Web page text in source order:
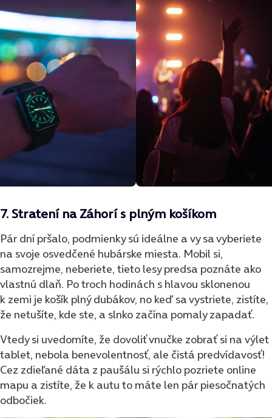
7. Stratení na Záhorí s plným košíkom
Pár dní pršalo, podmienky sú ideálne a vy sa vyberiete
na svoje osvedčené hubárske miesta. Mobil si,
samozrejme, neberiete, tieto lesy predsa poznáte ako
vlastnú dlaň. Po troch hodinách s hlavou sklonenou
k zemi je košík plný dubákov, no keď sa vystriete, zistíte,
že netušíte, kde ste, a slnko začína pomaly zapadať.
Vtedy si uvedomíte, že dovoliť vnučke zobrať si na výlet
tablet, nebola benevolentnosť, ale čistá predvídavosť!
Cez zdieľané dáta z paušálu si rýchlo pozriete online
mapu a zistíte, že k autu to máte len pár piesočnatých
odbočiek.